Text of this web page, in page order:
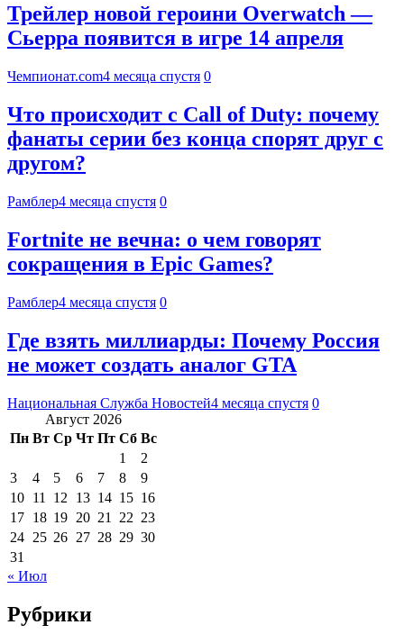
Трейлер новой героини Overwatch —
Сьерра появится в игре 14 апреля
Чемпионат.com4 месяца спустя 0
Что происходит с Call of Duty: почему
фанаты серии без конца спорят друг с
другом?
Рамблер4 месяца спустя 0
Fortnite не вечна: о чем говорят
сокращения в Epic Games?
Рамблер4 месяца спустя 0
Где взять миллиарды: Почему Россия
не может создать аналог GTA
Национальная Служба Новостей4 месяца спустя 0
Август 2026
Пн Вт Ср Чт Пт Сб Вс
1
2
3
4 5 6 7 8
9
10 11 12 13 14 15 16
17 18 19 20 21 22 23
24 25 26 27 28 29 30
31
« Июл
Рубрики